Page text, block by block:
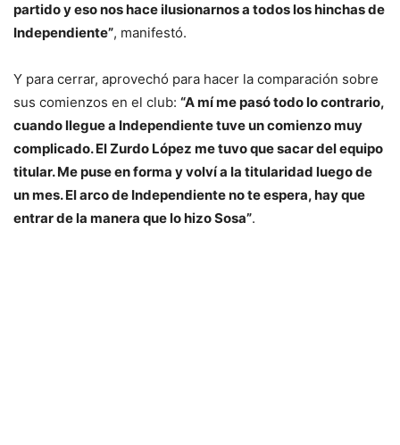
partido y eso nos hace ilusionarnos a todos los hinchas de
Independiente”, manifestó.
Y para cerrar, aprovechó para hacer la comparación sobre
sus comienzos en el club: “A mí me pasó todo lo contrario,
cuando llegue a Independiente tuve un comienzo muy
complicado. El Zurdo López me tuvo que sacar del equipo
titular. Me puse en forma y volví a la titularidad luego de
un mes. El arco de Independiente no te espera, hay que
entrar de la manera que lo hizo Sosa”.